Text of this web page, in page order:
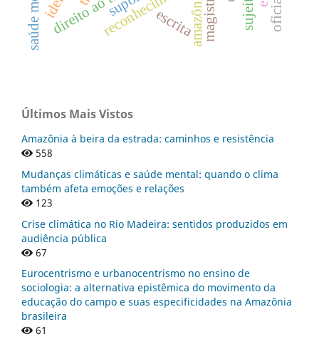
escritaamazônia
Últimos Mais Vistos
Amazônia à beira da estrada: caminhos e resistência
558
Mudanças climáticas e saúde mental: quando o clima
também afeta emoções e relações
123
Crise climática no Rio Madeira: sentidos produzidos em
audiência pública
67
Eurocentrismo e urbanocentrismo no ensino de
sociologia: a alternativa epistêmica do movimento da
educação do campo e suas especificidades na Amazônia
brasileira
61